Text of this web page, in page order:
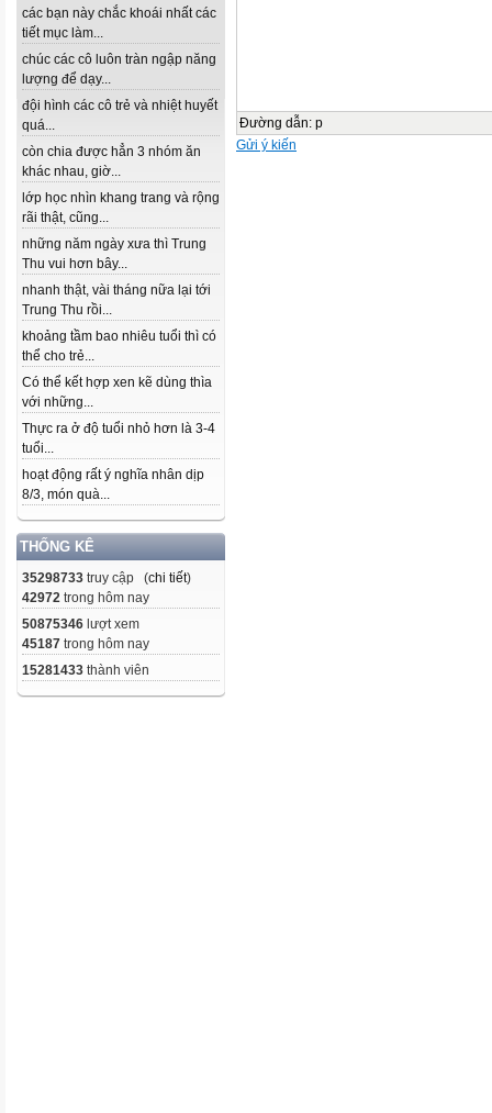
các bạn này chắc khoái nhất các
tiết mục làm...
chúc các cô luôn tràn ngập năng
lượng để dạy...
đội hình các cô trẻ và nhiệt huyết
quá...
còn chia được hẳn 3 nhóm ăn
khác nhau, giờ...
lớp học nhìn khang trang và rộng
rãi thật, cũng...
những năm ngày xưa thì Trung
Thu vui hơn bây...
nhanh thật, vài tháng nữa lại tới
Trung Thu rồi...
khoảng tầm bao nhiêu tuổi thì có
thể cho trẻ...
Có thể kết hợp xen kẽ dùng thìa
với những...
Thực ra ở độ tuổi nhỏ hơn là 3-4
tuổi...
hoạt động rất ý nghĩa nhân dịp
8/3, món quà...
THỐNG KÊ
35298733 truy cập (chi tiết)
42972 trong hôm nay
50875346 lượt xem
45187 trong hôm nay
15281433 thành viên
Đường dẫn: p
Gửi ý kiến